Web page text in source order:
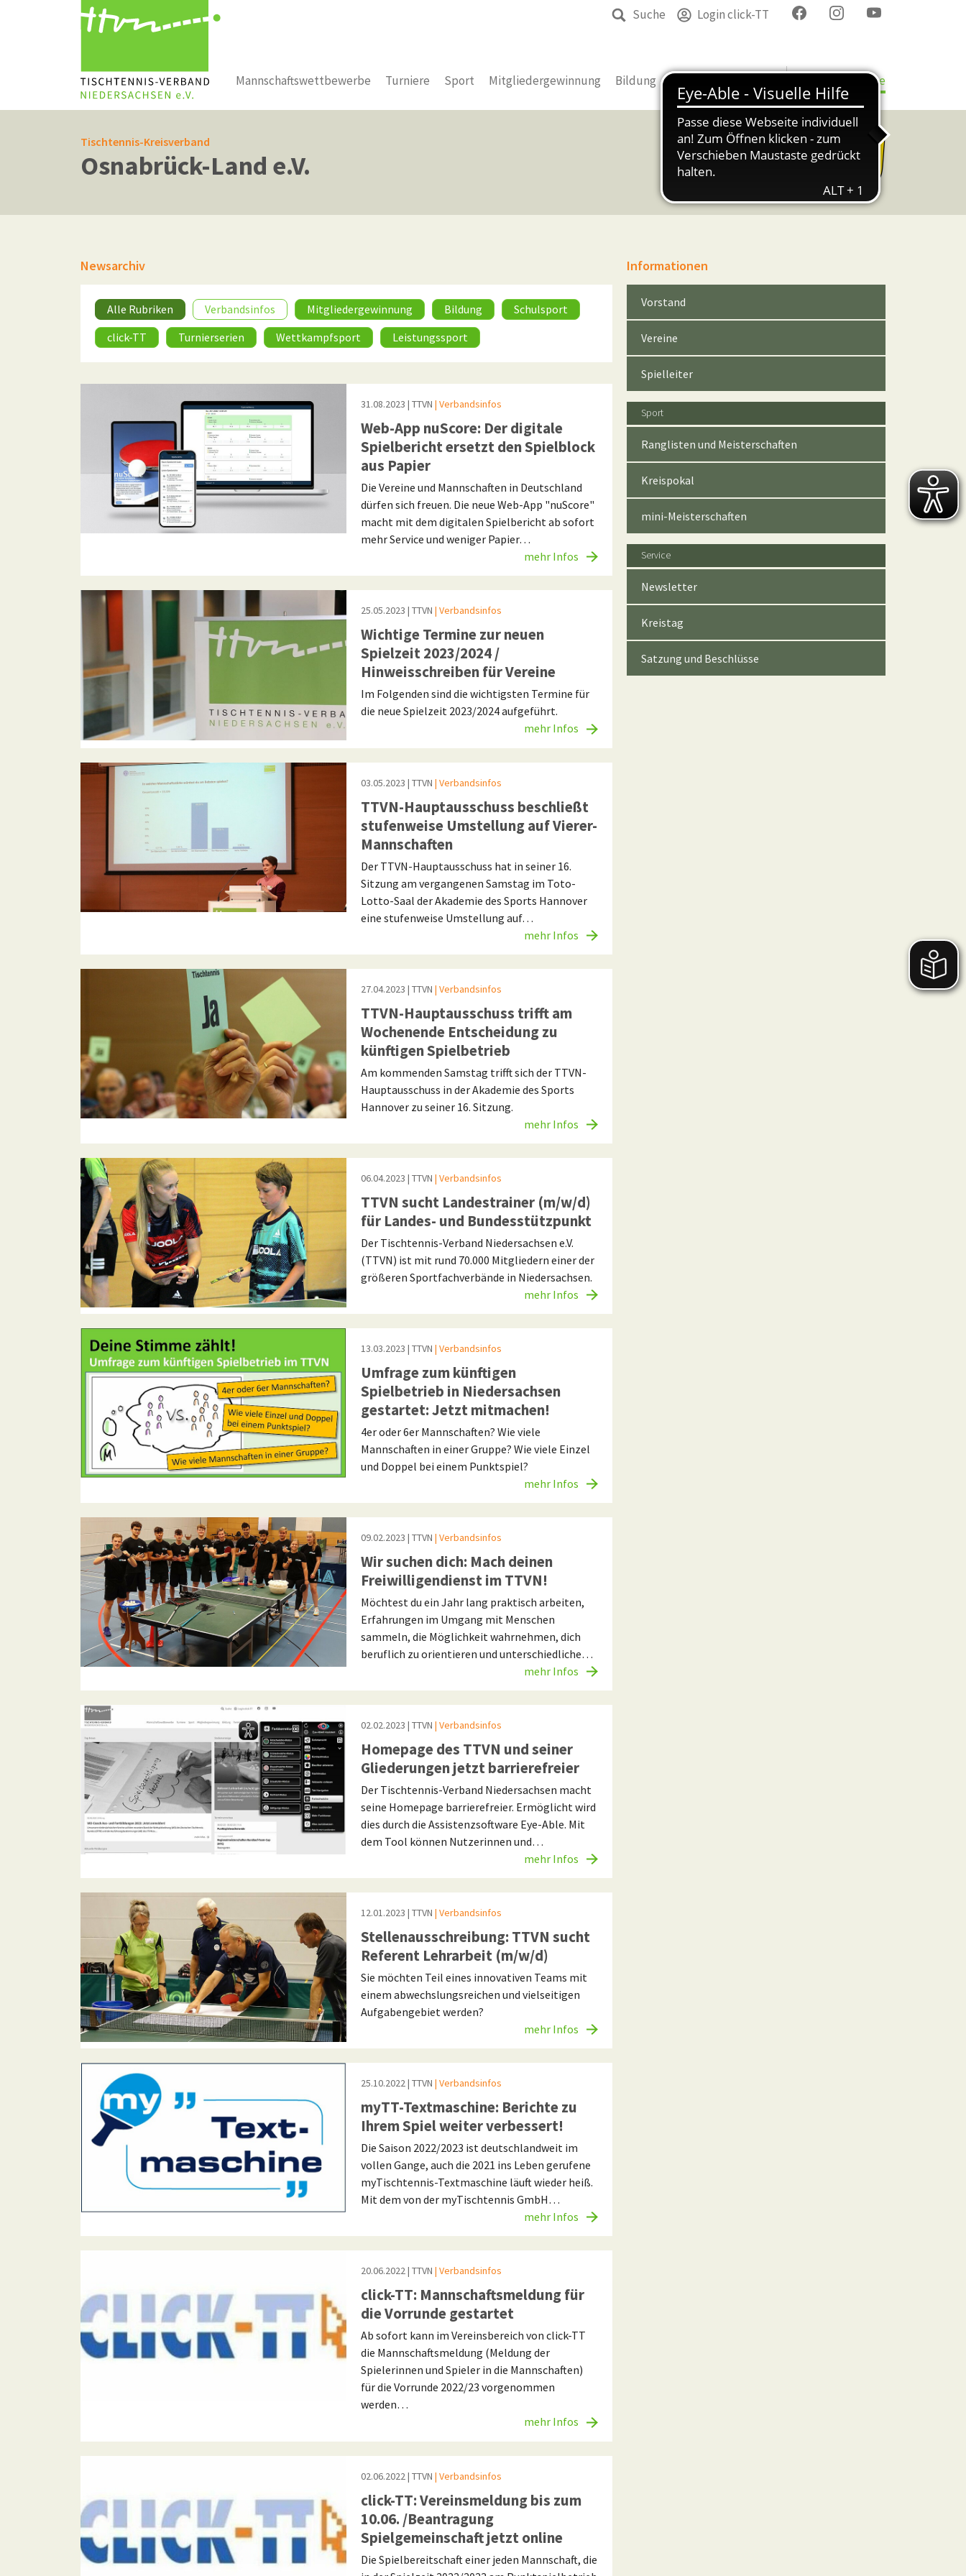
Suche Login click-TT
Mannschaftswettbewerbe Turniere Sport Mitgliedergewinnung Bildung Bezirke & Kreise
Tischtennis-Kreisverband
Osnabrück-Land e.V.
Newsarchiv
Alle Rubriken Verbandsinfos Mitgliedergewinnung Bildung
Schulsport
click-TT
Turnierserien Wettkampfsport Leistungssport
31.08.2023 | TTVN | Verbandsinfos
Web-App nuScore: Der digitale
Spielbericht ersetzt den Spielblock
aus Papier
Die Vereine und Mannschaften in Deutschland
dürfen sich freuen. Die neue Web-App "nuScore"
macht mit dem digitalen Spielbericht ab sofort
mehr Service und weniger Papier…
mehr Infos
25.05.2023 | TTVN | Verbandsinfos
Wichtige Termine zur neuen
Spielzeit 2023/2024 /
Hinweisschreiben für Vereine
Im Folgenden sind die wichtigsten Termine für
die neue Spielzeit 2023/2024 aufgeführt.
mehr Infos
03.05.2023 | TTVN | Verbandsinfos
TTVN-Hauptausschuss beschließt
stufenweise Umstellung auf Vierer-
Mannschaften
Der TTVN-Hauptausschuss hat in seiner 16.
Sitzung am vergangenen Samstag im Toto-
Lotto-Saal der Akademie des Sports Hannover
eine stufenweise Umstellung auf…
mehr Infos
27.04.2023 | TTVN | Verbandsinfos
TTVN-Hauptausschuss trifft am
Wochenende Entscheidung zu
künftigen Spielbetrieb
Am kommenden Samstag trifft sich der TTVN-
Hauptausschuss in der Akademie des Sports
Hannover zu seiner 16. Sitzung.
mehr Infos
06.04.2023 | TTVN | Verbandsinfos
TTVN sucht Landestrainer (m/w/d)
für Landes- und Bundesstützpunkt
Der Tischtennis-Verband Niedersachsen e.V.
(TTVN) ist mit rund 70.000 Mitgliedern einer der
größeren Sportfachverbände in Niedersachsen.
mehr Infos
13.03.2023 | TTVN | Verbandsinfos
Umfrage zum künftigen
Spielbetrieb in Niedersachsen
gestartet: Jetzt mitmachen!
4er oder 6er Mannschaften? Wie viele
Mannschaften in einer Gruppe? Wie viele Einzel
und Doppel bei einem Punktspiel?
mehr Infos
09.02.2023 | TTVN | Verbandsinfos
Wir suchen dich: Mach deinen
Freiwilligendienst im TTVN!
Möchtest du ein Jahr lang praktisch arbeiten,
Erfahrungen im Umgang mit Menschen
sammeln, die Möglichkeit wahrnehmen, dich
beruflich zu orientieren und unterschiedliche…
mehr Infos
02.02.2023 | TTVN | Verbandsinfos
Homepage des TTVN und seiner
Gliederungen jetzt barrierefreier
Der Tischtennis-Verband Niedersachsen macht
seine Homepage barrierefreier. Ermöglicht wird
dies durch die Assistenzsoftware Eye-Able. Mit
dem Tool können Nutzerinnen und…
mehr Infos
12.01.2023 | TTVN | Verbandsinfos
Stellenausschreibung: TTVN sucht
Referent Lehrarbeit (m/w/d)
Sie möchten Teil eines innovativen Teams mit
einem abwechslungsreichen und vielseitigen
Aufgabengebiet werden?
mehr Infos
25.10.2022| TTVN | Verbandsinfos
myTT-Textmaschine: Berichte zu
Ihrem Spiel weiter verbessert!
Die Saison 2022/2023 ist deutschlandweit im
vollen Gange, auch die 2021 ins Leben gerufene
myTischtennis-Textmaschine läuft wieder heiß.
Mit dem von der myTischtennis GmbH…
mehr Infos
20.06.2022| TTVN | Verbandsinfos
click-TT: Mannschaftsmeldung für
die Vorrunde gestartet
Ab sofort kann im Vereinsbereich von click-TT
die Mannschaftsmeldung (Meldung der
Spielerinnen und Spieler in die Mannschaften)
für die Vorrunde 2022/23 vorgenommen
werden…
mehr Infos
02.06.2022 | TTVN | Verbandsinfos
click-TT: Vereinsmeldung bis zum
10.06. /Beantragung
Spielgemeinschaft jetzt online
Die Spielbereitschaft einer jeden Mannschaft, die
Informationen
Vorstand
Vereine
Spielleiter
Sport
Ranglisten und Meisterschaften
Kreispokal
mini-Meisterschaften
Service
Newsletter
Kreistag
Satzung und Beschlüsse